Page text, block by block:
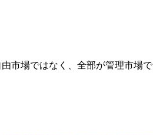
市場ではなく、全部が管理市場で